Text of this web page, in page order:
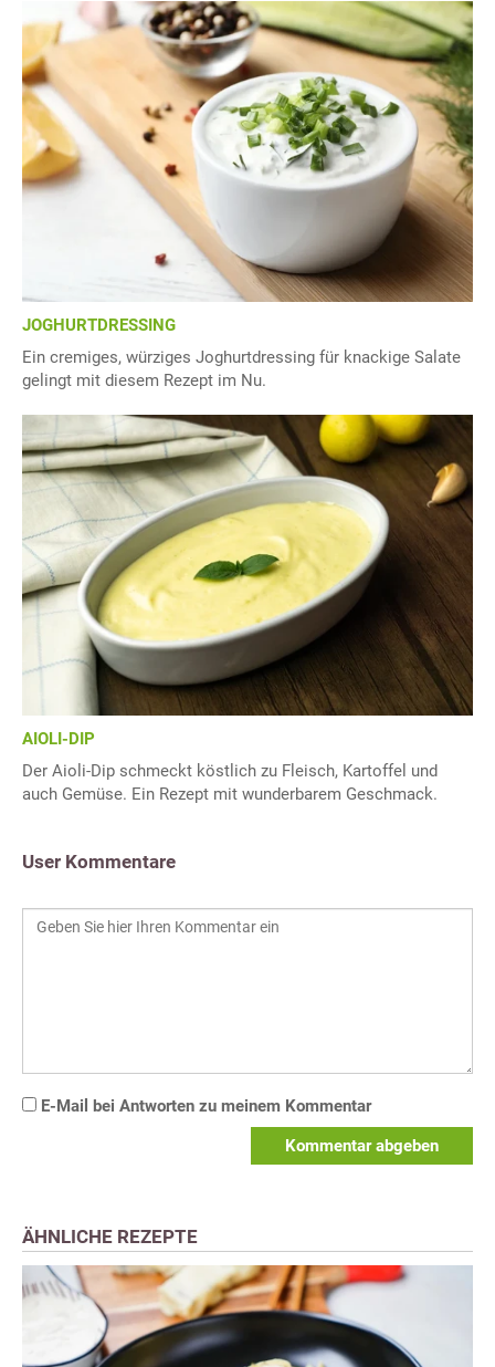
JOGHURTDRESSING
Ein cremiges, würziges Joghurtdressing für knackige Salate
gelingt mit diesem Rezept im Nu.
AIOLI-DIP
Der Aioli-Dip schmeckt köstlich zu Fleisch, Kartoffel und
auch Gemüse. Ein Rezept mit wunderbarem Geschmack.
User Kommentare
E-Mail bei Antworten zu meinem Kommentar
Kommentar abgeben
ÄHNLICHE REZEPTE